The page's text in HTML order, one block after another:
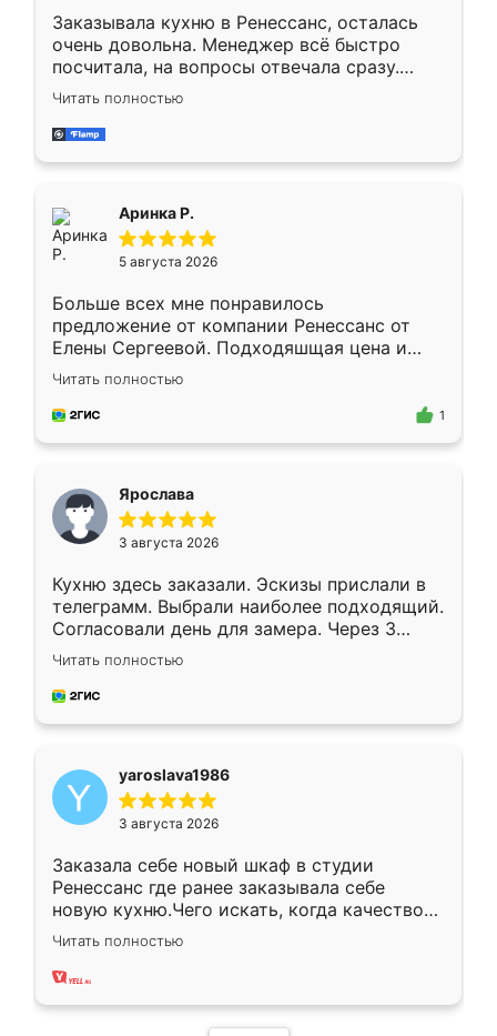
Заказывала кухню в Ренессанс, осталась
очень довольна. Менеджер всё быстро
посчитала, на вопросы отвечала сразу.
Замерщик приехал в субботу, подошёл к
делу со всей ответственностью. Собрали
за день, ребята работали аккуратно, даже
Читать полностью
Аринка Р.
5 августа 2026
Больше всех мне понравилось
предложение от компании Ренессанс от
Елены Сергеевой. Подходяшщая цена и
короткие сроки изготовления. Приехавший
для замера сотрудник Владислав
предложил по моему эскизу самый
Читать полностью
1
Ярослава
3 августа 2026
Кухню здесь заказали. Эскизы прислали в
телеграмм. Выбрали наиболее подходящий.
Согласовали день для замера. Через 3
недели кухня была уже готова. Остались
довольны работой. Спасибо Ренессанс
мебель за качественную работу!
Читать полностью
yaroslava1986
3 августа 2026
Заказала себе новый шкаф в студии
Ренессанс где ранее заказывала себе
новую кухню.Чего искать, когда качеством
вполне довольна. Служит кухня уже почти
два года, нареканий нет.
Читать полностью